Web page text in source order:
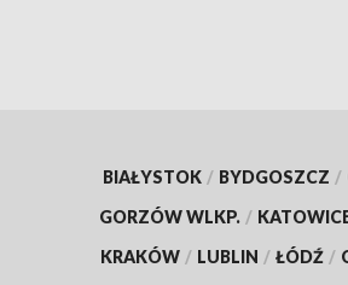
BIAŁYSTOK / BYDGOSZCZ /
GORZÓW WLKP. /
KRAKÓW / LUBLIN / ŁÓDŹ /